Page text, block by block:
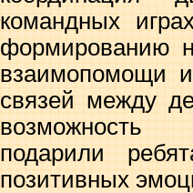
командных
формированию
взаимопомощи
связей между
возможность
подарили
позитивных